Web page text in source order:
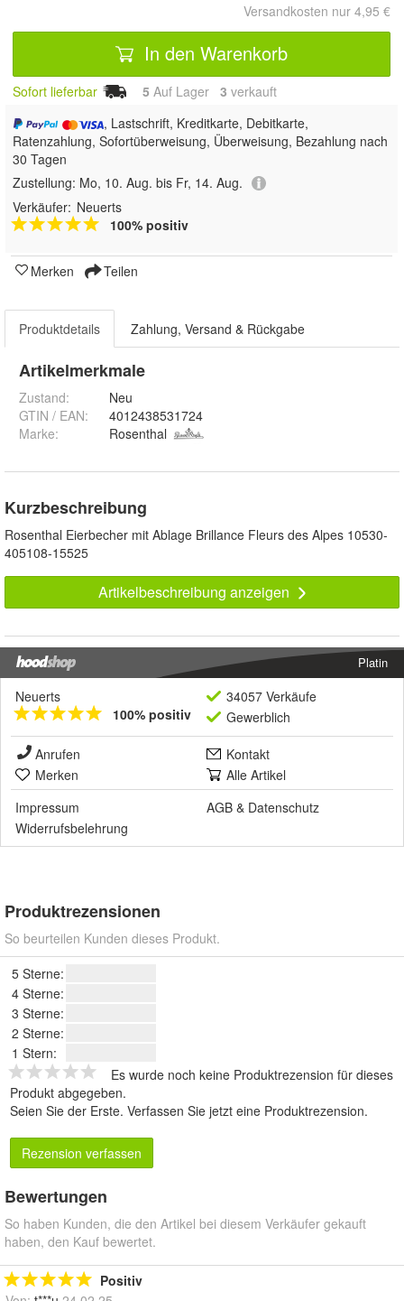
Versandkosten nur 4,95 €
In den Warenkorb
Sofort lieferbar 5 Auf Lager 3 verkauft
, Lastschrift, Kreditkarte, Debitkarte,
Ratenzahlung, Sofortüberweisung, Überweisung, Bezahlung nach
30 Tagen
Zustellung: Mo, 10. Aug. bis Fr, 14. Aug.
Verkäufer: Neuerts
100% positiv
Merken Teilen
Produktdetails Zahlung, Versand & Rückgabe
Artikelmerkmale
Zustand:
Neu
GTIN / EAN:
4012438531724
Marke:
Rosenthal
Kurzbeschreibung
Rosenthal Eierbecher mit Ablage Brillance Fleurs des Alpes 10530-
405108-15525
Artikelbeschreibung anzeigen
Platin
Neuerts
100% positiv
34057 Verkäufe
Gewerblich
Anrufen
Kontakt
Merken
Alle Artikel
Impressum
AGB & Datenschutz
Widerrufsbelehrung
Produktrezensionen
So beurteilen Kunden dieses Produkt.
5 Sterne:
4 Sterne:
3 Sterne:
2 Sterne:
1 Stern:
Es wurde noch keine Produktrezension für dieses
Produkt abgegeben.
Seien Sie der Erste. Verfassen Sie jetzt eine Produktrezension.
Rezension verfassen
Bewertungen
So haben Kunden, die den Artikel bei diesem Verkäufer gekauft
haben, den Kauf bewertet.
Positiv